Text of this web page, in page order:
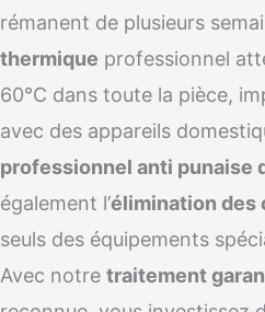
rémanent de plusieurs
thermique professionnel
60°C dans toute la pièce,
avec des appareils
professionnel anti punaise
également l’élimination
seuls des équipements
Avec notre traitement